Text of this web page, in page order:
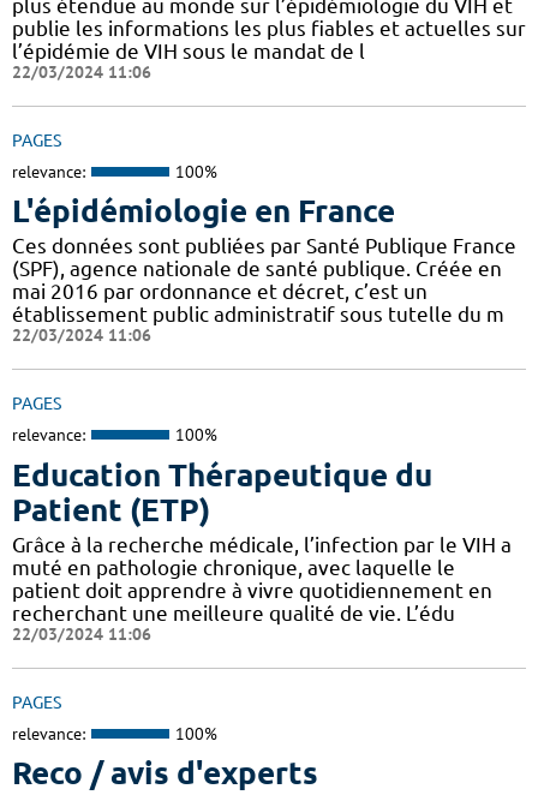
plus étendue au monde sur l’épidémiologie du VIH et
publie les informations les plus fiables et actuelles sur
l’épidémie de VIH sous le mandat de l
22/03/2024 11:06
PAGES
relevance: 100%
L'épidémiologie en France
Ces données sont publiées par Santé Publique France
(SPF), agence nationale de santé publique. Créée en
mai 2016 par ordonnance et décret, c’est un
établissement public administratif sous tutelle du m
22/03/2024 11:06
PAGES
relevance: 100%
Education Thérapeutique du
Patient (ETP)
Grâce à la recherche médicale, l’infection par le VIH a
muté en pathologie chronique, avec laquelle le
patient doit apprendre à vivre quotidiennement en
recherchant une meilleure qualité de vie. L’édu
22/03/2024 11:06
PAGES
relevance: 100%
Reco / avis d'experts